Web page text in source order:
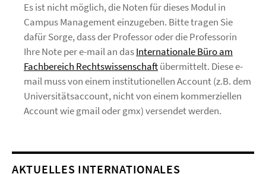
Es ist nicht möglich, die Noten für dieses Modul in
Campus Management einzugeben. Bitte tragen Sie
dafür Sorge, dass der Professor oder die Professorin
Ihre Note per e-mail an dasInternationale Büro am
Fachbereich Rechtswissenschaftübermittelt. Diese e-
mail muss von einem institutionellen Account (z.B. dem
Universitätsaccount, nicht von einem kommerziellen
Account wie gmail oder gmx) versendet werden.
AKTUELLES INTERNATIONALES